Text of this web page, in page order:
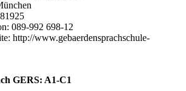
81925
089-992 698-12
http://www.gebaerdensprachschule-
GERS: A1-C1